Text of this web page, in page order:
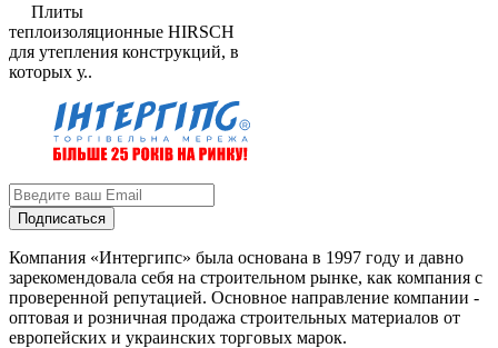
Плиты
теплоизоляционные HIRSCH
для утепления конструкций, в
которых у..
Подписаться
Компания «Интергипс» была основана в 1997 году и давно
зарекомендовала себя на строительном рынке, как компания с
проверенной репутацией. Основное направление компании -
оптовая и розничная продажа строительных материалов от
европейских и украинских торговых марок.